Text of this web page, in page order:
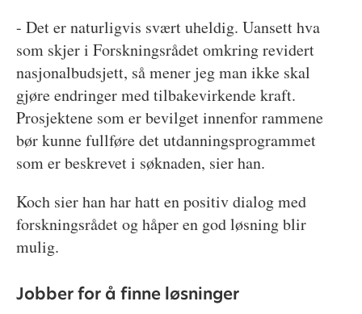
- Det er naturligvis svært uheldig. Uansett hva
som skjer i Forskningsrådet omkring revidert
nasjonalbudsjett, så mener jeg man ikke skal
gjøre endringer med tilbakevirkende kraft.
Prosjektene som er bevilget innenfor rammene
bør kunne fullføre det utdanningsprogrammet
som er beskrevet i søknaden, sier han.
Koch sier han har hatt en positiv dialog med
forskningsrådet og håper en god løsning blir
mulig.
Jobber for å finne løsninger